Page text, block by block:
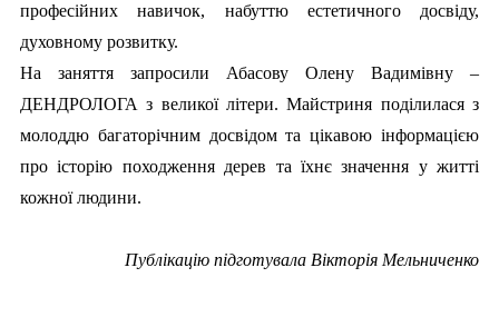
професійних навичок, набуттю естетичного досвіду,
духовному розвитку.
На заняття запросили Абасову Олену Вадимівну –
ДЕНДРОЛОГА з великої літери. Майстриня поділилася з
молоддю багаторічним досвідом та цікавою інформацією
про історію походження дерев та їхнє значення у житті
кожної людини.
Публікацію підготувала Вікторія Мельниченко